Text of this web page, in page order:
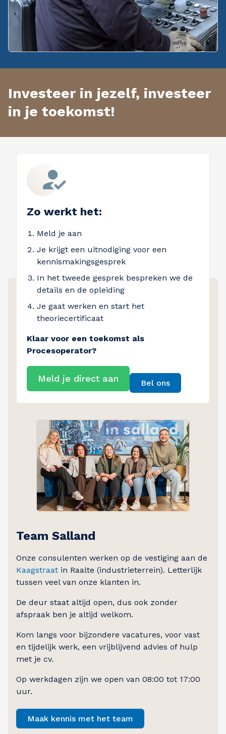
Investeer in jezelf, investeer
in je toekomst!
Zo werkt het:
Meld je aan
Je krijgt een uitnodiging voor een
kennismakingsgesprek
In het tweede gesprek bespreken we de
details en de opleiding
Je gaat werken en start het
theoriecertificaat
Klaar voor een toekomst als
Procesoperator?
Meld je direct aan Bel ons
Team Salland
Onze consulenten werken op de vestiging aan de
Kaagstraat in Raalte (industrieterrein). Letterlijk
tussen veel van onze klanten in.
De deur staat altijd open, dus ook zonder
afspraak ben je altijd welkom.
Kom langs voor bijzondere vacatures, voor vast
en tijdelijk werk, een vrijblijvend advies of hulp
met je cv.
Op werkdagen zijn we open van 08:00 tot 17:00
uur.
Maak kennis met het team